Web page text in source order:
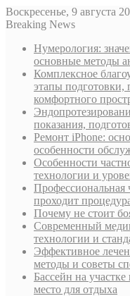
Воскресенье, 9 августа
Breaking News
Нумерология:
основные методы
Комплексное
этапы подготовки,
комфортного
показания,
Ремонт iPhone:
особенности
Особенности
технологии и
Профессиональная
проходит
Почему не стоит
Современный
технологии и
Эффективное
методы и советы
Бассейн на
место для отдыха